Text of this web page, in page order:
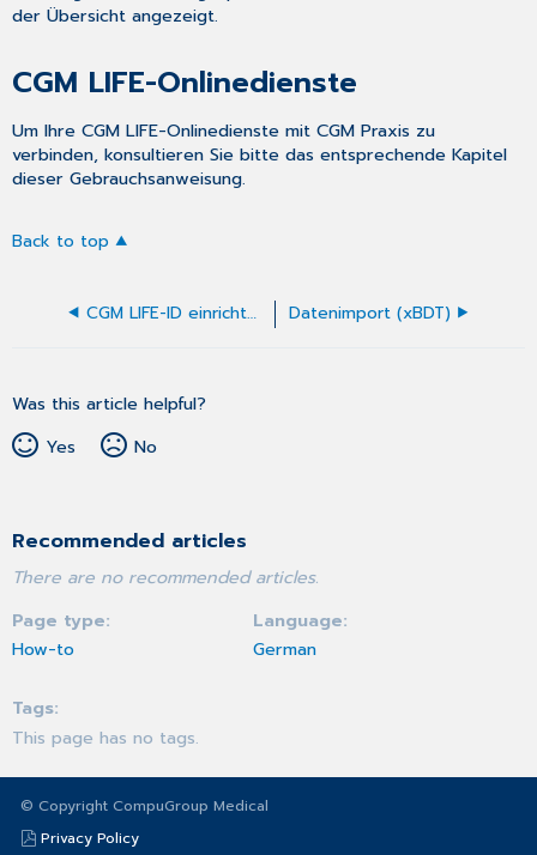
der Übersicht angezeigt.
CGM LIFE-Onlinedienste
Um Ihre CGM LIFE-Onlinedienste mit CGM Praxis zu
verbinden, konsultieren Sie bitte das entsprechende Kapitel
dieser Gebrauchsanweisung.
Back to top
CGM LIFE-ID einrichten Datenimport (xBDT)
Was this article helpful?
Yes
No
Recommended articles
There are no recommended articles.
Page type
How-to
Language
German
Tags
This page has no tags.
© Copyright CompuGroup Medical
Privacy Policy